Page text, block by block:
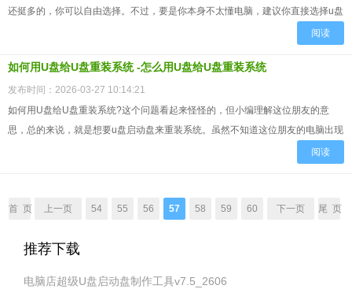
还挺多的，你可以自由选择。不过，要是你本身不太懂电脑，建议你直接选择u盘
阅读
如何用U盘给U盘重装系统 -怎么用U盘给U盘重装系统
发布时间：2026-03-27 10:14:21
如何用U盘给U盘重装系统?这个问题看起来怪怪的，但小编理解这位朋友的意
思，总的来说，就是想要u盘启动盘来重装系统。虽然不知道这位朋友的电脑出现
阅读
首 页 上一页 54 55 56 57 58 59 60 下一页 尾 页
推荐下载
电脑店超级U盘启动盘制作工具v7.5_2606